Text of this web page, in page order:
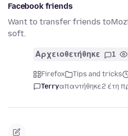
Facebook friends
Want to transfer friends
soft.
Αρχειοθετήθηκε 1
Firefox Tips and tricks
Terryαπαντήθηκε2 έτη